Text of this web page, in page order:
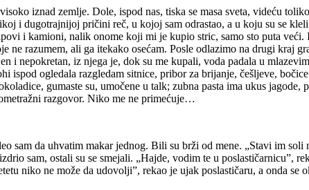
iznad zemlje. Dole, ispod nas, tiska se masa sveta, videću
i dugotrajnijoj pričini reč, u kojoj sam odrastao, a u koju su se
i kamioni, nalik onome koji mi je kupio stric, samo sto puta
razumem, ali ga itekako osećam. Posle odlazimo na drugi kraj
nepokretan, iz njega je, dok su me kupali, voda padala u
ispod ogledala razgledam sitnice, pribor za brijanje, češljeve,
gumaste su, umočene u talk; zubna pasta ima ukus jagode,
razgovor. Niko me ne primećuje…
sam da uhvatim makar jednog. Bili su brži od mene. „Stavi im soli
sam, ostali su se smejali. „Hajde, vodim te u poslastičarnicu”,
niko ne može da udovolji”, rekao je ujak poslastičaru, a onda se